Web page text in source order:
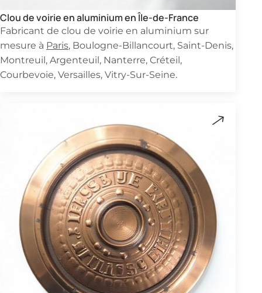
Clou de voirie en aluminium en Île-de-France
Fabricant de clou de voirie en aluminium sur
mesure à Paris, Boulogne-Billancourt, Saint-Denis,
Montreuil, Argenteuil, Nanterre, Créteil,
Courbevoie, Versailles, Vitry-Sur-Seine.